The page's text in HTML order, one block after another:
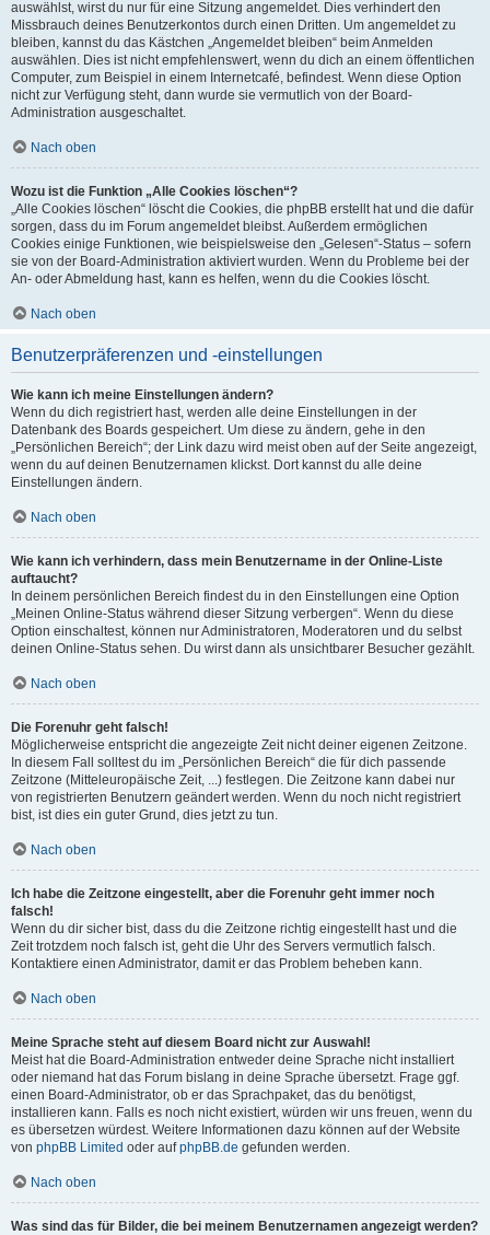
auswählst, wirst du nur für eine Sitzung angemeldet. Dies verhindert den
Missbrauch deines Benutzerkontos durch einen Dritten. Um angemeldet zu
bleiben, kannst du das Kästchen „Angemeldet bleiben“ beim Anmelden
auswählen. Dies ist nicht empfehlenswert, wenn du dich an einem öffentlichen
Computer, zum Beispiel in einem Internetcafé, befindest. Wenn diese Option
nicht zur Verfügung steht, dann wurde sie vermutlich von der Board-
Administration ausgeschaltet.
Nach oben
Wozu ist die Funktion „Alle Cookies löschen“?
„Alle Cookies löschen“ löscht die Cookies, die phpBB erstellt hat und die dafür
sorgen, dass du im Forum angemeldet bleibst. Außerdem ermöglichen
Cookies einige Funktionen, wie beispielsweise den „Gelesen“-Status – sofern
sie von der Board-Administration aktiviert wurden. Wenn du Probleme bei der
An- oder Abmeldung hast, kann es helfen, wenn du die Cookies löscht.
Nach oben
Benutzerpräferenzen und -einstellungen
Wie kann ich meine Einstellungen ändern?
Wenn du dich registriert hast, werden alle deine Einstellungen in der
Datenbank des Boards gespeichert. Um diese zu ändern, gehe in den
„Persönlichen Bereich“; der Link dazu wird meist oben auf der Seite angezeigt,
wenn du auf deinen Benutzernamen klickst. Dort kannst du alle deine
Einstellungen ändern.
Nach oben
Wie kann ich verhindern, dass mein Benutzername in der Online-Liste
auftaucht?
In deinem persönlichen Bereich findest du in den Einstellungen eine Option
„Meinen Online-Status während dieser Sitzung verbergen“. Wenn du diese
Option einschaltest, können nur Administratoren, Moderatoren und du selbst
deinen Online-Status sehen. Du wirst dann als unsichtbarer Besucher gezählt.
Nach oben
Die Forenuhr geht falsch!
Möglicherweise entspricht die angezeigte Zeit nicht deiner eigenen Zeitzone.
In diesem Fall solltest du im „Persönlichen Bereich“ die für dich passende
Zeitzone (Mitteleuropäische Zeit, ...) festlegen. Die Zeitzone kann dabei nur
von registrierten Benutzern geändert werden. Wenn du noch nicht registriert
bist, ist dies ein guter Grund, dies jetzt zu tun.
Nach oben
Ich habe die Zeitzone eingestellt, aber die Forenuhr geht immer noch
falsch!
Wenn du dir sicher bist, dass du die Zeitzone richtig eingestellt hast und die
Zeit trotzdem noch falsch ist, geht die Uhr des Servers vermutlich falsch.
Kontaktiere einen Administrator, damit er das Problem beheben kann.
Nach oben
Meine Sprache steht auf diesem Board nicht zur Auswahl!
Meist hat die Board-Administration entweder deine Sprache nicht installiert
oder niemand hat das Forum bislang in deine Sprache übersetzt. Frage ggf.
einen Board-Administrator, ob er das Sprachpaket, das du benötigst,
installieren kann. Falls es noch nicht existiert, würden wir uns freuen, wenn du
es übersetzen würdest. Weitere Informationen dazu können auf der Website
von phpBB Limited oder aufphpBB.de gefunden werden.
Nach oben
Was sind das für Bilder, die bei meinem Benutzernamen angezeigt werden?